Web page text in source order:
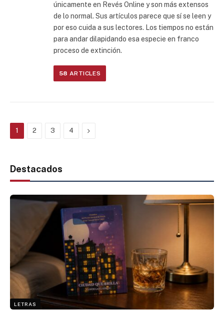
únicamente en Revés Online y son más extensos
de lo normal. Sus artículos parece que sí se leen y
por eso cuida a sus lectores. Los tiempos no están
para andar dilapidando esa especie en franco
proceso de extinción.
58 ARTICLES
1 2 3 4 Next
Destacados
LETRAS